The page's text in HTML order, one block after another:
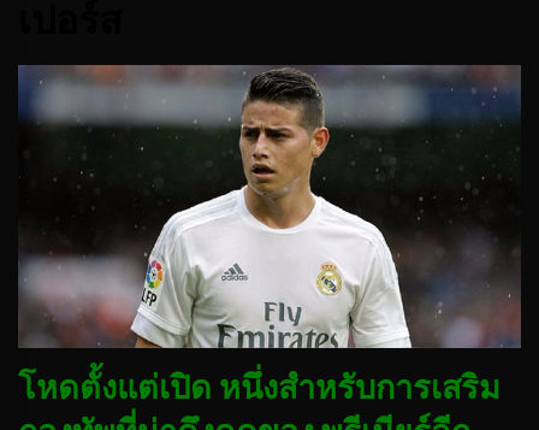
โหดตั้งแต่เปิด หนึ่งสำหรับการเสริม